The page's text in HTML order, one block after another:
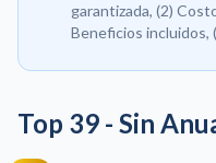
garantizada, (2)
Beneficios incluidos,
Top 39 - Sin